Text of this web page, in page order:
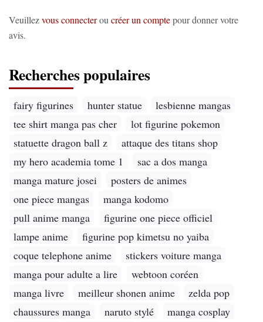
Veuillezvous connecterou créer un comptepour donner votre
avis.
Recherches populaires
fairy figurines hunter statue
lesbienne mangas
tee shirt manga pas cher
lot figurine pokemon
statuette dragon ball z
attaque des titans shop
my hero academia tome 1
sac a dos manga
manga mature josei
posters de animes
one piece mangas
manga kodomo
pull anime manga
figurine one piece officiel
lampe anime
figurine pop kimetsu no yaiba
coque telephone anime
stickers voiture manga
manga pour adulte a lire
webtoon coréen
manga livre
meilleur shonen anime
zelda pop
chaussures manga
naruto stylé
manga cosplay